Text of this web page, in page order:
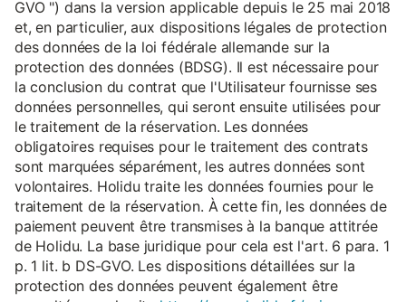
GVO ") dans la version applicable depuis le 25 mai 2018
et, en particulier, aux dispositions légales de protection
des données de la loi fédérale allemande sur la
protection des données (BDSG). Il est nécessaire pour
la conclusion du contrat que l'Utilisateur fournisse ses
données personnelles, qui seront ensuite utilisées pour
le traitement de la réservation. Les données
obligatoires requises pour le traitement des contrats
sont marquées séparément, les autres données sont
volontaires. Holidu traite les données fournies pour le
traitement de la réservation. À cette fin, les données de
paiement peuvent être transmises à la banque attitrée
de Holidu. La base juridique pour cela est l'art. 6 para. 1
p. 1 lit. b DS-GVO. Les dispositions détaillées sur la
protection des données peuvent également être